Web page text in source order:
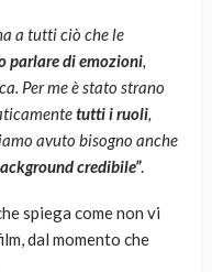
a tutti ciò che le
parlare di emozioni,
Per me è stato strano
tutti i ruoli,
avuto bisogno anche
credibile”.
spiega come non vi
dal momento che